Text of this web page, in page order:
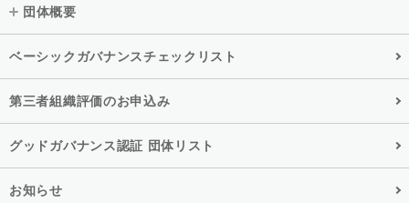
団体概要
ベーシックガバナンスチェックリスト
第三者組織評価のお申込み
グッドガバナンス認証 団体リスト
お知らせ